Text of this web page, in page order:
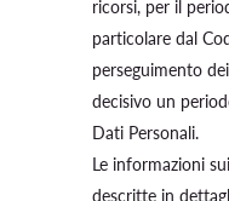
ricorsi, per il
particolare dal
perseguimento
decisivo un
Dati Personali.
Le informazioni
descritte in